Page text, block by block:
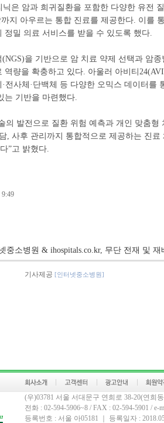
은 암과 희귀질환을 포함한 다양한 유전
지 아우르는 통합 진료를 제공한다. 이를
정밀 의료 서비스를 받을 수 있도록 했다.
을 기반으로 암 치료 약제 선택과 암
역량을 확충하고 있다. 아울러 아비티
전사체·단백체 등 다양한 오믹스 데이터를
는 기반을 마련했다.
의 발전으로 질환 위험 예측과 개인 맞춤형
, 사후 관리까지 통합적으로 제공하는 진료
”고 밝혔다.
중소병원 & ihospitals.co.kr, 무단 전재 및 재
기사제공 [인터넷중소병원]
(우)03781 서울 서대문구 연희로 38-20(연희
전화 : 02-594-5906~8 / FAX : 02-594-5901 / e-
등록번호 : 서울 아05181 ｜ 등록일자 :